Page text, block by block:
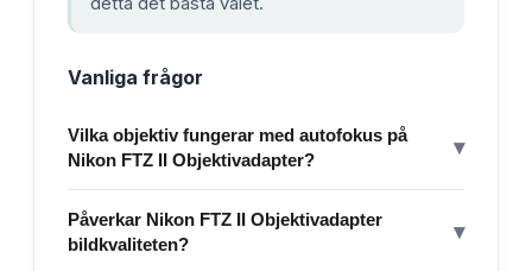
Vanliga frågor
Vilka objektiv fungerar med autofokus på
Nikon FTZ II Objektivadapter?
▾
Påverkar Nikon FTZ II Objektivadapter
bildkvaliteten?
▾